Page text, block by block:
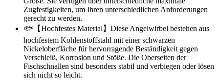
Zugfestigkeiten, um Ihren unterschiedlichen Anforderungen
gerecht zu werden.
🐟【Hochfestes Material】Diese Angelwirbel bestehen aus
hochfestem Kohlenstoffstahl mit einer schwarzen
Nickeloberfläche für hervorragende Beständigkeit gegen
Verschleiß, Korrosion und Stöße. Die Oberseiten der
Fischschnallen sind besonders stabil und verbiegen oder lösen
sich nicht so leicht.